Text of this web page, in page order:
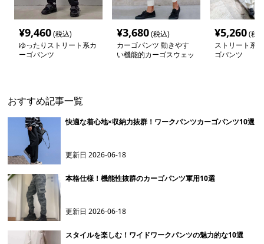
¥9,460(税込)
ゆったりストリート系カ
ーゴパンツ
¥3,680(税込)
カーゴパンツ 動きやす
い機能的カーゴスウェッ
¥5,260(税
ストリート系
ゴパンツ
おすすめ記事一覧
快適な着心地×収納力抜群！ワークパンツカーゴパンツ10選
更新日2026-06-18
本格仕様！機能性抜群のカーゴパンツ軍用10選
更新日2026-06-18
スタイルを楽しむ！ワイドワークパンツの魅力的な10選